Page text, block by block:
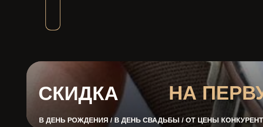
НА
СКИДКА
В ДЕНЬ РОЖДЕНИЯ / В ДЕНЬ СВАДЬБЫ / ОТ ЦЕНЫ